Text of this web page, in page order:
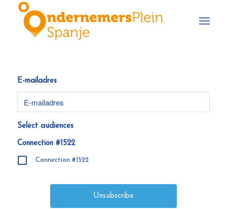
E-mailadres
Select audiences
Connection #1522
Connection #1522